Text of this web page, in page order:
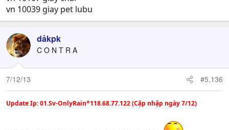
vn 10039 giay pet lubu
dảkpk
C O N T R A
7/12/13 #5,136
Update Ip: 01.Sv-OnlyRain*118.68.77.122 (Cập nhập ngày 7/12)